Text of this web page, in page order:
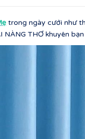
trong ngày cưới như
THƠ khuyên bạn